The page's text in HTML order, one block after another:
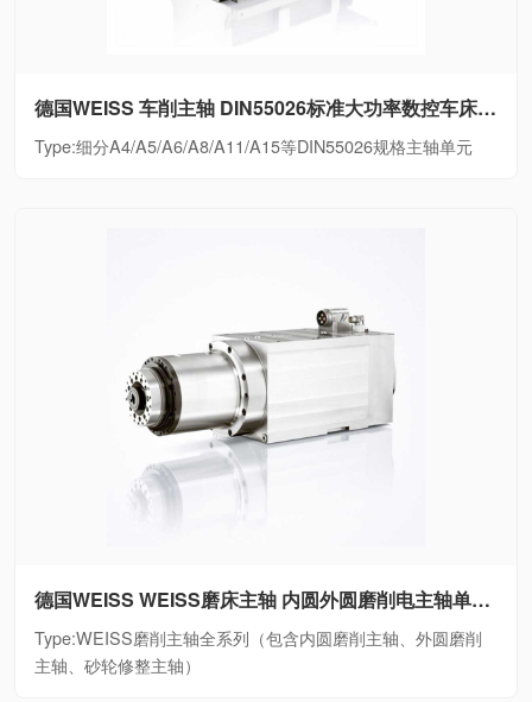
德国WEISS 车削主轴 DIN55026标准大功率数控车床电主轴细分A4/A5/A6/A8/A11/A15等DIN55026规格主轴单元
Type:细分A4/A5/A6/A8/A11/A15等DIN55026规格主轴单元
德国WEISS WEISS磨床主轴 内圆外圆磨削电主轴单元WEISS磨削主轴全系列（包含内圆磨削主轴、外圆磨削主轴、砂轮修整主轴）
Type:WEISS磨削主轴全系列（包含内圆磨削主轴、外圆磨削
主轴、砂轮修整主轴）